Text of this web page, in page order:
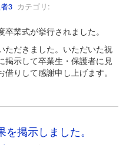
3 カテゴリ:
業式が挙行されました。
だきました。いただいた祝
掲示して卒業生・保護者に見
りして感謝申し上げます。
掲示しました。